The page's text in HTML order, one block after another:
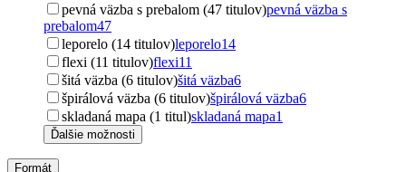
pevná väzba s prebalom (47 titulov)pevná väzba s
prebalom47
leporelo (14 titulov)leporelo14
flexi (11 titulov)flexi11
šitá väzba (6 titulov)šitá väzba6
špirálová väzba (6 titulov)špirálová väzba6
skladaná mapa (1 titul)skladaná mapa1
Ďalšie možnosti
Formát